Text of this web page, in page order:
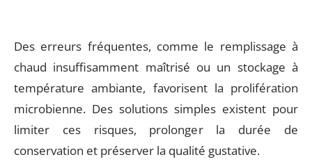
Des erreurs fréquentes, comme le remplissage à
chaud insuffisamment maîtrisé ou un stockage à
température ambiante, favorisent la prolifération
microbienne. Des solutions simples existent pour
limiter ces risques, prolonger la durée de
conservation et préserver la qualité gustative.